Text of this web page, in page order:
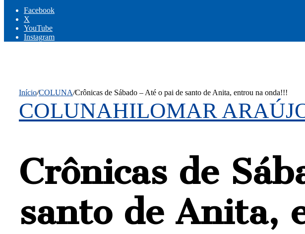
Facebook
X
YouTube
Instagram
Início/COLUNA/Crônicas de Sábado – Até o pai de santo de Anita, entrou na onda!!!
COLUNAHILOMAR
Crônicas de
santo de Anita,